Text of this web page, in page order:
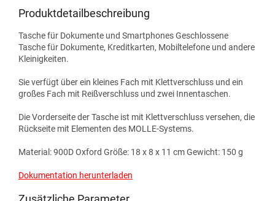
Produktdetailbeschreibung
Tasche für Dokumente und Smartphones Geschlossene
Tasche für Dokumente, Kreditkarten, Mobiltelefone und andere
Kleinigkeiten.
Sie verfügt über ein kleines Fach mit Klettverschluss und ein
großes Fach mit Reißverschluss und zwei Innentaschen.
Die Vorderseite der Tasche ist mit Klettverschluss versehen, die
Rückseite mit Elementen des MOLLE-Systems.
Material: 900D Oxford Größe: 18 x 8 x 11 cm Gewicht: 150 g
Dokumentation herunterladen